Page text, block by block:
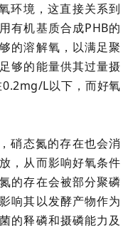
环境，这直接关系到
有机基质合成PHB的
的溶解氧，以满足聚
够的能量供其过量摄
L以下，而好氧
硝态氮的存在也会消
，从而影响好氧条件
的存在会被部分聚磷
响其以发酵产物作为
的释磷和摄磷能力及